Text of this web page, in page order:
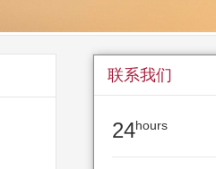
联系我们
24hours